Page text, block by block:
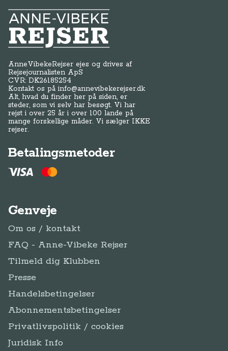
Anne-Vibeke Rejser
AnneVibekeRejser ejes og drives af
Rejsejournalisten ApS
CVR: DK26185254
Kontakt os påinfo@annevibekerejser.dk
Alt, hvad du finder her på siden, er
steder, som vi selv har besøgt. Vi har
rejst i over 25 år i over 100 lande på
mange forskellige måder. Vi sælger IKKE
rejser.
Betalingsmetoder
Genveje
Om os / kontakt
FAQ - Anne-Vibeke Rejser
Tilmeld dig Klubben
Presse
Handelsbetingelser
Abonnementsbetingelser
Privatlivspolitik / cookies
Juridisk Info